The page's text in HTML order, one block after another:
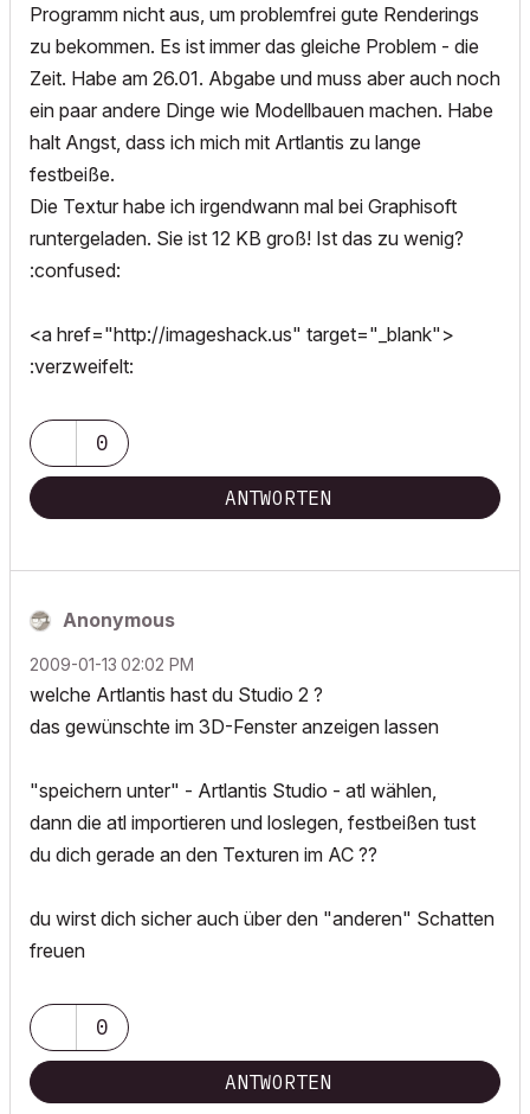
Programm nicht aus, um problemfrei gute Renderings
zu bekommen. Es ist immer das gleiche Problem - die
Zeit. Habe am 26.01. Abgabe und muss aber auch noch
ein paar andere Dinge wie Modellbauen machen. Habe
halt Angst, dass ich mich mit Artlantis zu lange
festbeiße.
Die Textur habe ich irgendwann mal bei Graphisoft
runtergeladen. Sie ist 12 KB groß! Ist das zu wenig?
:confused:
<a href="http://imageshack.us" target="_blank">
:verzweifelt:
0
ANTWORTEN
Anonymous
‎2009-01-13 02:02 PM
welche Artlantis hast du Studio 2 ?
das gewünschte im 3D-Fenster anzeigen lassen
"speichern unter" - Artlantis Studio - atl wählen,
dann die atl importieren und loslegen, festbeißen tust
du dich gerade an den Texturen im AC ??
du wirst dich sicher auch über den "anderen" Schatten
freuen
0
ANTWORTEN